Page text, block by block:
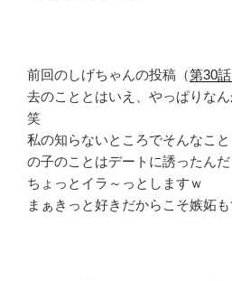
前回のしげちゃんの投稿（第30
去のこととはいえ、やっぱりな
笑
私の知らないところでそんなこ
の子のことはデートに誘ったん
ちょっとイラ～っとしますｗ
まぁきっと好きだからこそ嫉妬